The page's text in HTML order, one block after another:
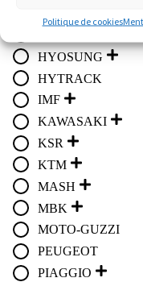
Politique de cookies
HYOSUNG
HYTRACK
IMF
KAWASAKI
KSR
KTM
MASH
MBK
MOTO-GUZZI
PEUGEOT
PIAGGIO